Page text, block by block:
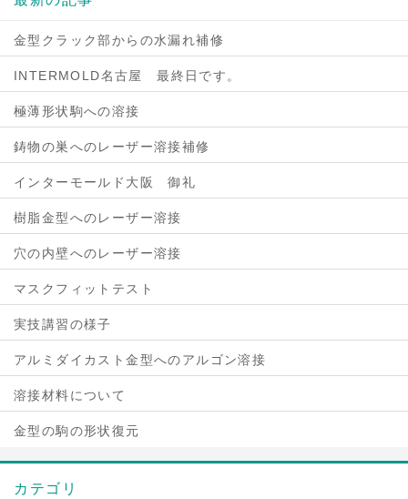
金型クラック部からの水漏れ補修
INTERMOLD名古屋 最終日です。
極薄形状駒への溶接
鋳物の巣へのレーザー溶接補修
インターモールド大阪 御礼
樹脂金型へのレーザー溶接
穴の内壁へのレーザー溶接
マスクフィットテスト
実技講習の様子
アルミダイカスト金型へのアルゴン溶接
溶接材料について
金型の駒の形状復元
カテゴリ